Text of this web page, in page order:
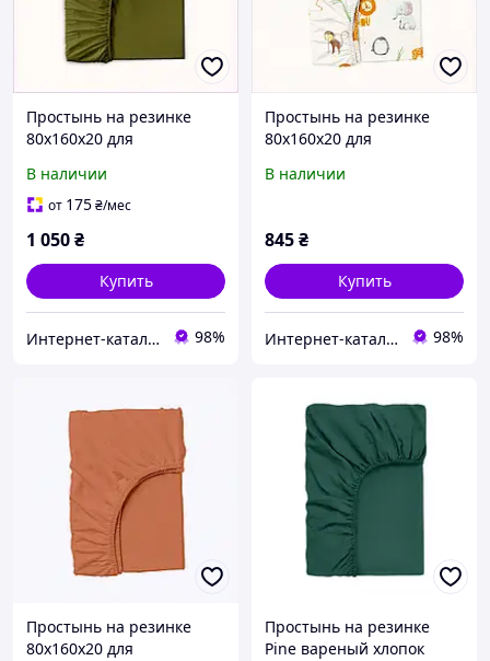
Простынь на резинке
80х160х20 для
856E723B1
В наличии
от 175₴/мес
1 050₴
Купить
Интер​​нет-кат​алог с​​ки​​док "Модна Лавка" 98%
Простынь на резинке
80х160х20 для
86CH42E374
В наличии
845₴
Купить
Интерн​ет-кат​а​л​ог ск​​и​до​к "GALANTI" 98%
Простынь на резинке
80х160х20 для
Простынь на резинке
Pine вареный хлопок